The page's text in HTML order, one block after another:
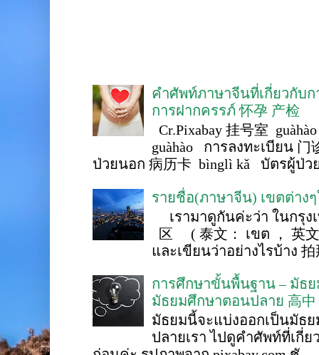
คำศัพท์ภาษาจีนที่เกี่ยวกับ
การฝากครรภ์ 怀孕 产检
Cr.Pixabay 挂号室
guàhào การลงทะเบียน 门
ป่วยนอก 病历卡 bìnglì kǎ บัตรผู้ป่ว
รายชื่อ(ภาษาจีน) เขตต่าง
เรามาดูกันค่ะว่า ในกรุง
区 ( 泰文： เขต ， 英
และเขียนว่าอย่างไรบ้าง 拍
การศึกษาขั้นพื้นฐาน – มัธ
มัธยมศึกษาตอนปลาย 高中
มัธยมนี้จะแบ่งออกเป็นมัธ
ปลายเรา ไปดูคำศัพท์ที่เกี่